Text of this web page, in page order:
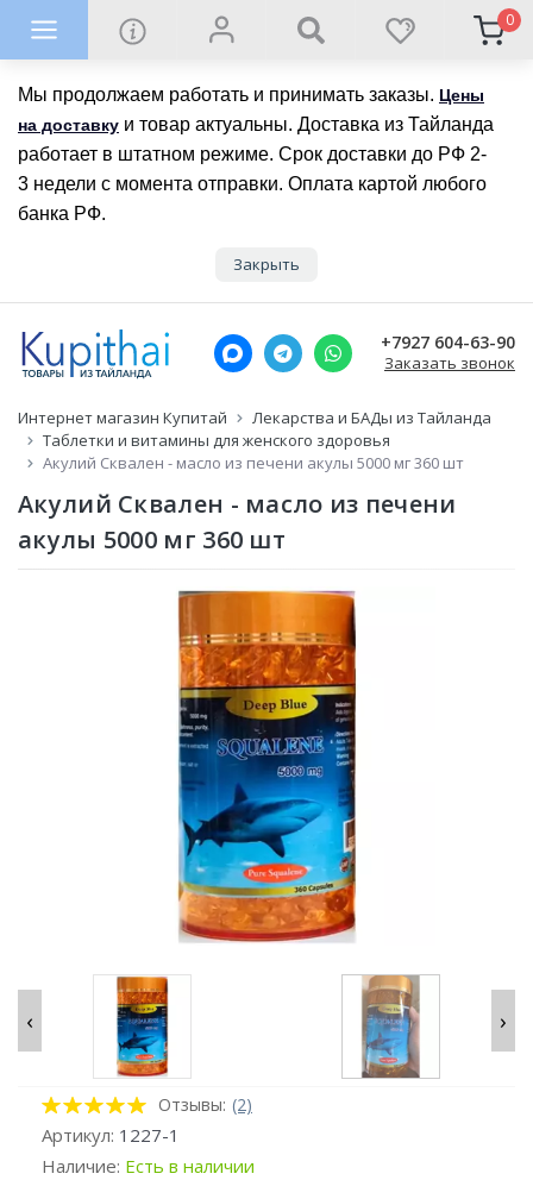
Мы продолжаем работать и принимать заказы. Цены
на доставку и товар актуальны. Доставка из Тайланда
работает в штатном режиме. Срок доставки до РФ 2-
3 недели с момента отправки. Оплата картой любого
банка РФ.
Закрыть
0
+7927 604-63-90
Заказать звонок
Интернет магазин Купитай
Лекарства и БАДы из Тайланда
Таблетки и витамины для женского здоровья
Акулий Сквален - масло из печени акулы 5000 мг 360 шт
Акулий Сквален - масло из печени
акулы 5000 мг 360 шт
‹ ›
Отзывы: (2)
Артикул: 1227-1
Наличие: Есть в наличии